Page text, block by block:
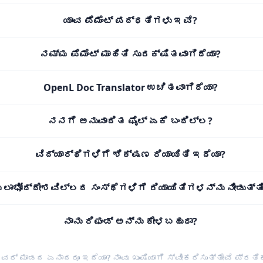
ಯಾವ ಪೆಮೆಂಟ್ ಪದ್ಧತಿಗಳು ಇವೆ?
ನಮ್ಮ ಪೆಮೆಂಟ್ ಮಾಹಿತಿ ಸುರಕ್ಷಿತವಾಗಿದೆಯಾ?
OpenL Doc Translator ಉಚಿತವಾಗಿದೆಯಾ?
ನನಗೆ ಅನುವಾದಿತ ಫೈಲ್ ಏಕೆ ಬಂದಿಲ್ಲ?
ವಿದ್ಯಾರ್ಥಿಗಳಿಗೆ ಶಿಕ್ಷಣ ರಿಯಾಯಿತಿ ಇದೆಯಾ?
ಲಾಭೋದ್ದೇಶವಿಲ್ಲದ ಸಂಸ್ಥೆಗಳಿಗೆ ರಿಯಾಯಿತಿಗಳನ್ನು
ನಾನು ರಿಫಂಡ್ ಅನ್ನು ಕೇಳಬಹುದಾ?
ಮಾಡದ ಏನಾದರೂ ಇದೆಯಾ? ನಾವು ಖುಷಿಯಾಗಿ ಸ್ವೀಕರಿಸುತ್ತೇವೆ